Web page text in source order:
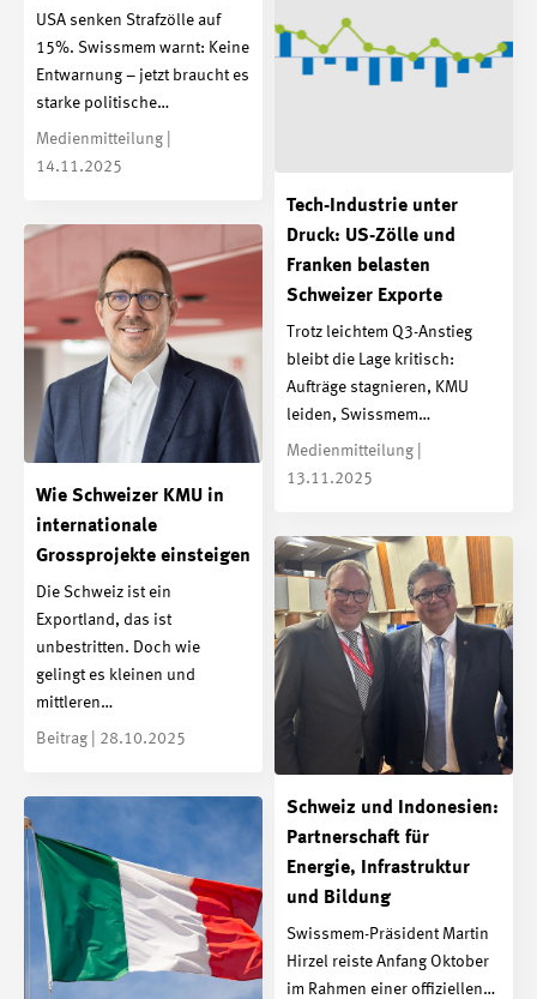
USA senken Strafzölle auf
15%. Swissmem warnt: Keine
Entwarnung – jetzt braucht es
starke politische…
Medienmitteilung |
14.11.2025
Tech-Industrie unter
Druck: US-Zölle und
Franken belasten
Schweizer Exporte
Trotz leichtem Q3-Anstieg
bleibt die Lage kritisch:
Aufträge stagnieren, KMU
leiden, Swissmem…
Medienmitteilung |
13.11.2025
Wie Schweizer KMU in
internationale
Grossprojekte einsteigen
Die Schweiz ist ein
Exportland, das ist
unbestritten. Doch wie
gelingt es kleinen und
mittleren…
Beitrag | 28.10.2025
Schweiz und Indonesien:
Partnerschaft für
Energie, Infrastruktur
und Bildung
Swissmem-Präsident Martin
Hirzel reiste Anfang Oktober
im Rahmen einer offiziellen…